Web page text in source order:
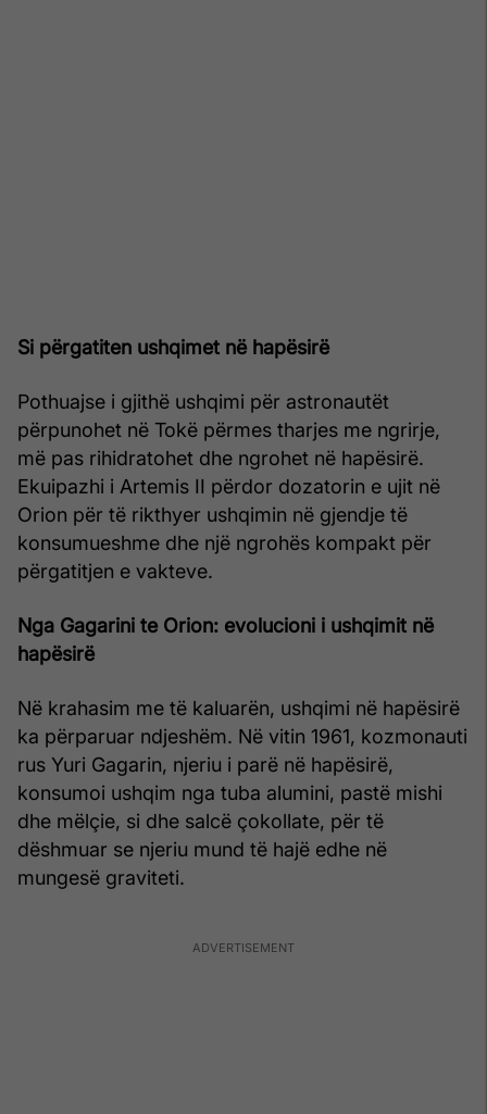
Si përgatiten ushqimet në hapësirë
Pothuajse i gjithë ushqimi për astronautët
përpunohet në Tokë përmes tharjes me ngrirje,
më pas rihidratohet dhe ngrohet në hapësirë.
Ekuipazhi i Artemis II përdor dozatorin e ujit në
Orion për të rikthyer ushqimin në gjendje të
konsumueshme dhe një ngrohës kompakt për
përgatitjen e vakteve.
Nga Gagarini te Orion: evolucioni i ushqimit në
hapësirë
Në krahasim me të kaluarën, ushqimi në hapësirë
ka përparuar ndjeshëm. Në vitin 1961, kozmonauti
rus Yuri Gagarin, njeriu i parë në hapësirë,
konsumoi ushqim nga tuba alumini, pastë mishi
dhe mëlçie, si dhe salcë çokollate, për të
dëshmuar se njeriu mund të hajë edhe në
mungesë graviteti.